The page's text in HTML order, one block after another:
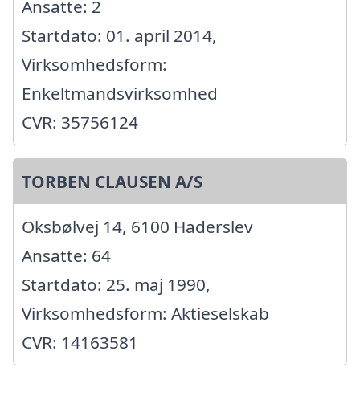
Ansatte: 2
Startdato: 01. april 2014,
Virksomhedsform:
Enkeltmandsvirksomhed
CVR: 35756124
TORBEN CLAUSEN A/S
Oksbølvej 14, 6100 Haderslev
Ansatte: 64
Startdato: 25. maj 1990,
Virksomhedsform: Aktieselskab
CVR: 14163581